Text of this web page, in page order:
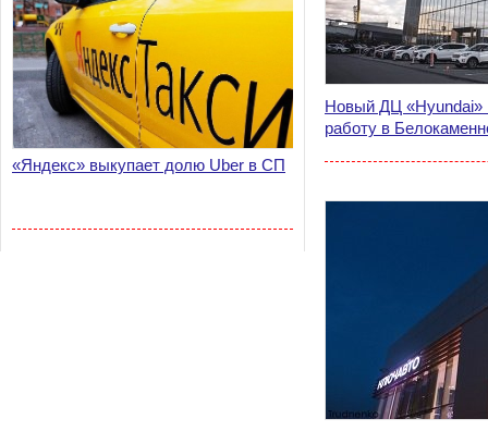
«Яндекс» выкупает долю Uber в СП
Новый ДЦ «Hyundai»
работу в